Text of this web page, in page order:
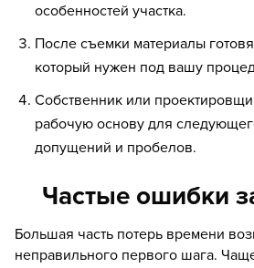
особенностей участка.
После съемки материалы
который нужен под вашу
Собственник или
рабочую основу для
допущений и пробелов.
Частые ошибки
Большая часть потерь времени
неправильного первого шага.